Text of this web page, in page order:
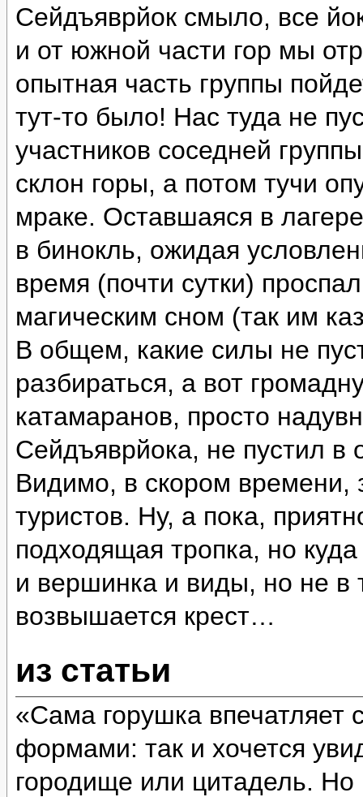
Сейдъяврйок смыло, все
и от южной части гор мы
опытная часть группы
тут-то было! Нас туда не
участников соседней
склон горы, а потом тучи
мраке. Оставшаяся в
в бинокль, ожидая
время (почти сутки)
магическим сном (так им
В общем, какие силы не
разбираться, а вот
катамаранов, просто
Сейдъяврйока, не пустил в
Видимо, в скором времени,
туристов. Ну, а пока,
подходящая тропка, но
и вершинка и виды, но не в
возвышается крест…
из статьи
«Сама горушка
формами: так и хочется
городище или цитадель. Но